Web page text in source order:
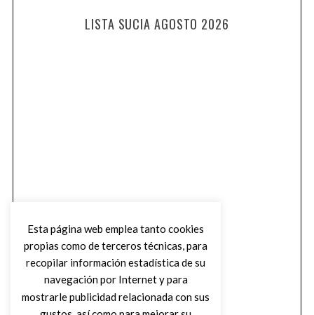
LISTA SUCIA AGOSTO 2026
Esta página web emplea tanto cookies
propias como de terceros técnicas, para
recopilar información estadística de su
navegación por Internet y para
mostrarle publicidad relacionada con sus